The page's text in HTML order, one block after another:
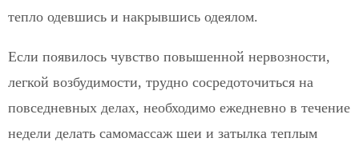
тепло одевшись и накрывшись одеялом.
Если появилось чувство повышенной нервозности,
легкой возбудимости, трудно сосредоточиться на
повседневных делах, необходимо ежедневно в течение
недели делать самомассаж шеи и затылка теплым